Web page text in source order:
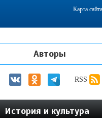
Карта сайта
Авторы
RSS
История и культура